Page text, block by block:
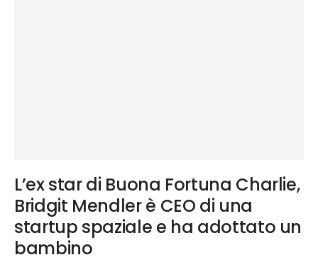
L’ex star di Buona Fortuna Charlie,
Bridgit Mendler è CEO di una
startup spaziale e ha adottato un
bambino